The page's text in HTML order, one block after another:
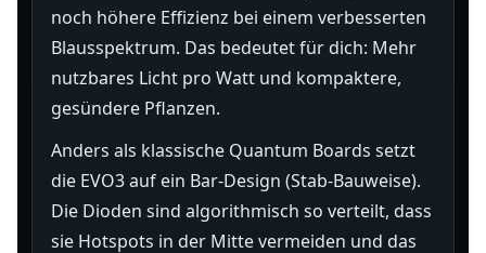
noch höhere Effizienz bei einem verbesserten
Blausspektrum. Das bedeutet für dich: Mehr
nutzbares Licht pro Watt und kompaktere,
gesündere Pflanzen.
Anders als klassische Quantum Boards setzt
die EVO3 auf ein Bar-Design (Stab-Bauweise).
Die Dioden sind algorithmisch so verteilt, dass
sie Hotspots in der Mitte vermeiden und das